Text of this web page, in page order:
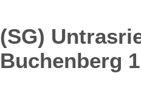
(SG)
Buchenberg